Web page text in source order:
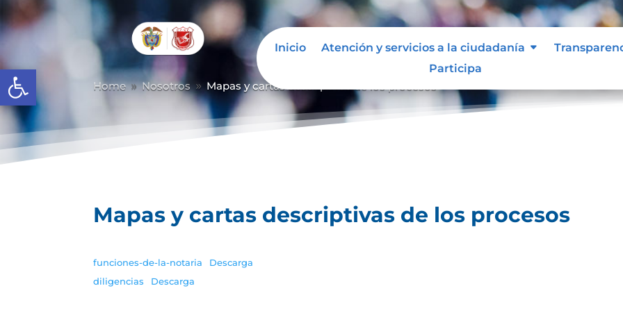
Abrir barra de herramientas
Inicio Atención y servicios a la ciudadanía
Participa
Home 9 Nosotros 9 Mapas y cartas descriptivas de los procesos
Mapas y cartas descriptivas de los procesos
funciones-de-la-notaria
Descarga
diligencias
Descarga